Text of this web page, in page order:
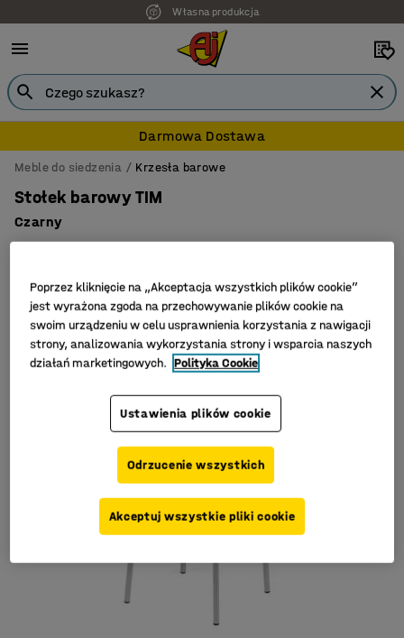
Własna produkcja
Darmowa Dostawa
Meble do siedzenia Krzesła barowe
Stołek barowy TIM
Czarny
Nr art.:360987
Poprzez kliknięcie na „Akceptacja wszystkich plików cookie”
jest wyrażona zgoda na przechowywanie plików cookie na
swoim urządzeniu w celu usprawnienia korzystania z nawigacji
strony, analizowania wykorzystania strony i wsparcia naszych
działań marketingowych. Polityka Cookie
Ustawienia plików cookie
Odrzucenie wszystkich
Akceptuj wszystkie pliki cookie